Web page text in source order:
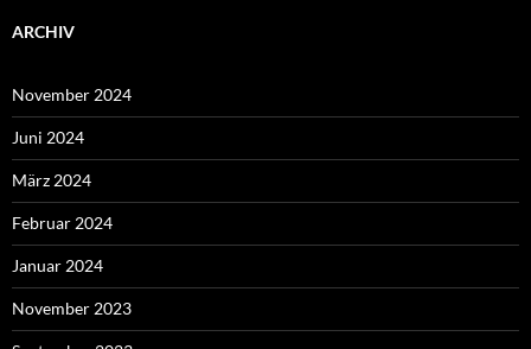
ARCHIV
November 2024
Juni 2024
März 2024
Februar 2024
Januar 2024
November 2023